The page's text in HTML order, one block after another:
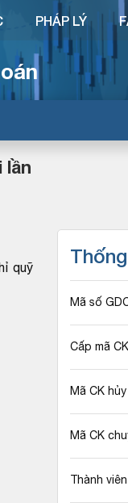
PHÁP LÝ
lần
quỹ
Mã số
Cấp mã
Mã CK
Mã CK
Thành